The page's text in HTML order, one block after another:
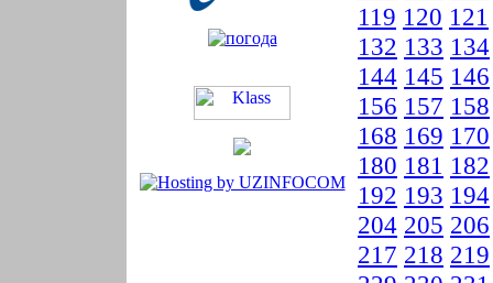
119 120 121
132 133 134
144 145 146
156 157 158
168 169 170
180 181 182
192 193 194
204 205 206
217 218 219